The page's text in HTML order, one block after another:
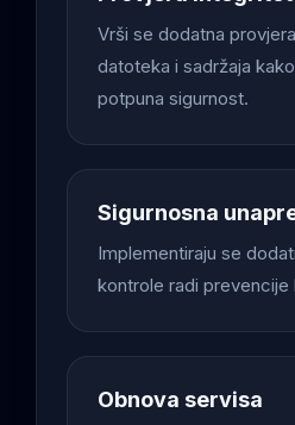
Vrši se dodatna
datoteka i sadržaja
potpuna sigurnost.
Sigurnosna
Implementiraju se
kontrole radi prevencije
Obnova servisa